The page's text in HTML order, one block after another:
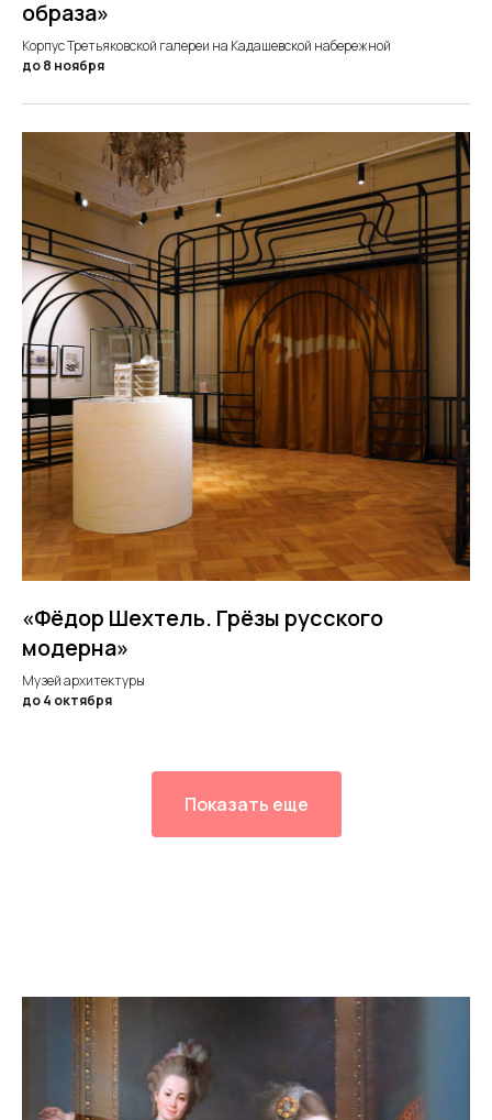
образа»
Корпус Третьяковской галереи на Кадашевской набережной
до 8 ноября
«Фёдор Шехтель. Грёзы русского
модерна»
Музей архитектуры
до 4 октября
Показать еще